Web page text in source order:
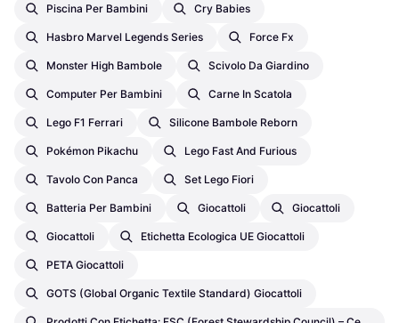
Piscina Per Bambini Cry Babies
Hasbro Marvel Legends Series Force Fx
Monster High Bambole Scivolo Da Giardino
Computer Per Bambini Carne In Scatola
Lego F1 Ferrari Silicone Bambole Reborn
Pokémon Pikachu Lego Fast And Furious
Tavolo Con Panca Set Lego Fiori
Batteria Per Bambini Giocattoli Giocattoli
Giocattoli Etichetta Ecologica UE Giocattoli
PETA Giocattoli
GOTS (Global Organic Textile Standard) Giocattoli